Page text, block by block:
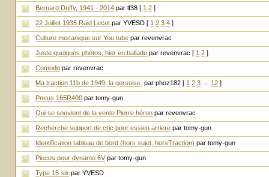
Bernard Duffy, 1941 - 2014 par lf38 [ 1 2 ]
22 Juillet 1935 Raid Lecot par YVESD [ 1 2 3 4 ]
Culture mecanique sur You tube par revenvrac
Juste quelques photos, hier en ballade par revenvrac [ 1 2 ]
Comodo par revenvrac
Ma traction 11b de 1949, la gersoise. par phoz182 [ 1 2 3 12 ]
Pneus 165R400 par tomy-gun
Qui se souvient de la vente Pierre héron par revenvrac
Recherche support de cric pour essieu arriere par tomy-gun
Identification tableau de bord (hors sujet, horsTraction) par tomy-gun
Pieces pour dynamo 6V par tomy-gun
Type 15 six par YVESD